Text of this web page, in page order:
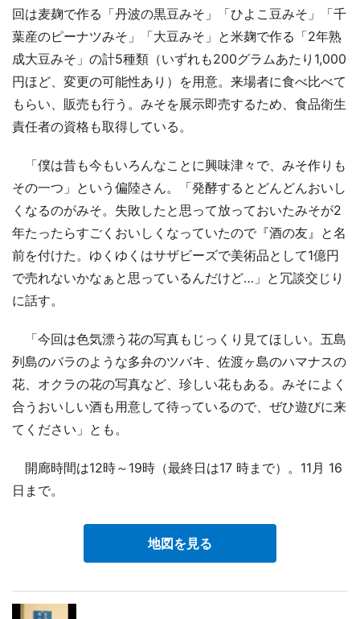
回は麦麹で作る「丹波の黒豆みそ」「ひよこ豆みそ」「千
葉産のピーナツみそ」「大豆みそ」と米麹で作る「2年熟
成大豆みそ」の計5種類（いずれも200グラムあたり1,000
円ほど、変更の可能性あり）を用意。来場者に食べ比べて
もらい、販売も行う。みそを展示即売するため、食品衛生
責任者の資格も取得している。
「僕は昔も今もいろんなことに興味津々で、みそ作りも
その一つ」という偏陸さん。「発酵するとどんどんおいし
くなるのがみそ。失敗したと思って放っておいたみそが2
年たったらすごくおいしくなっていたので『酒の友』と名
前を付けた。ゆくゆくはサザビーズで美術品として1億円
で売れないかなぁと思っているんだけど…」と冗談交じり
に話す。
「今回は色気漂う花の写真もじっくり見てほしい。五島
列島のバラのような多弁のツバキ、佐渡ヶ島のハマナスの
花、オクラの花の写真など、珍しい花もある。みそによく
合うおいしい酒も用意して待っているので、ぜひ遊びに来
てください」とも。
開廊時間は12時～19時（最終日は17 時まで）。11月 16
日まで。
地図を見る